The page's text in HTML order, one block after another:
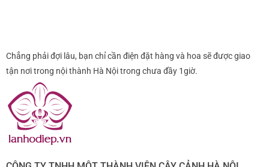
Chẳng phải đợi lâu, bạn chỉ cần điện đặt hàng và hoa sẽ được giao
tận nơi trong nội thành Hà Nội trong chưa đầy 1giờ.